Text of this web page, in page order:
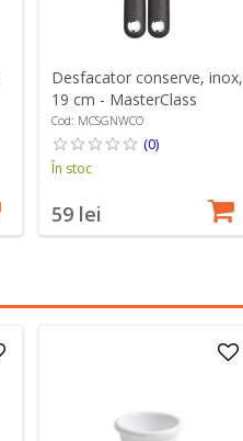
Desfacator conserve, inox,
19 cm - MasterClass
Cod: MCSGNWCO
(0)
În stoc
59 lei